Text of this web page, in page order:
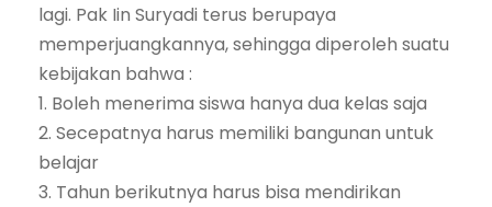
lagi. Pak Iin Suryadi terus berupaya
memperjuangkannya, sehingga diperoleh suatu
kebijakan bahwa :
1. Boleh menerima siswa hanya dua kelas saja
2. Secepatnya harus memiliki bangunan untuk
belajar
3. Tahun berikutnya harus bisa mendirikan